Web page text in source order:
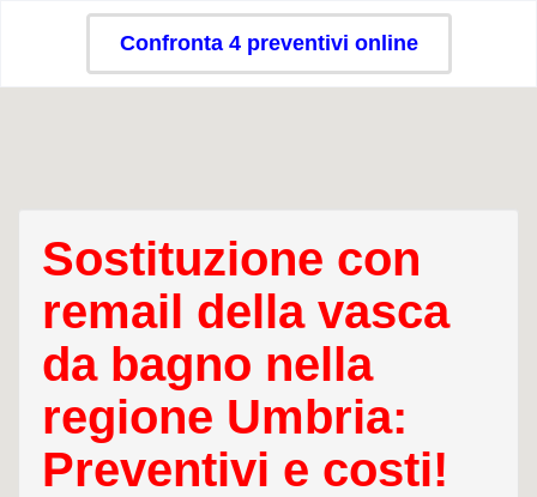
Confronta 4 preventivi online
Sostituzione con
remail della vasca
da bagno nella
regione Umbria:
Preventivi e costi!